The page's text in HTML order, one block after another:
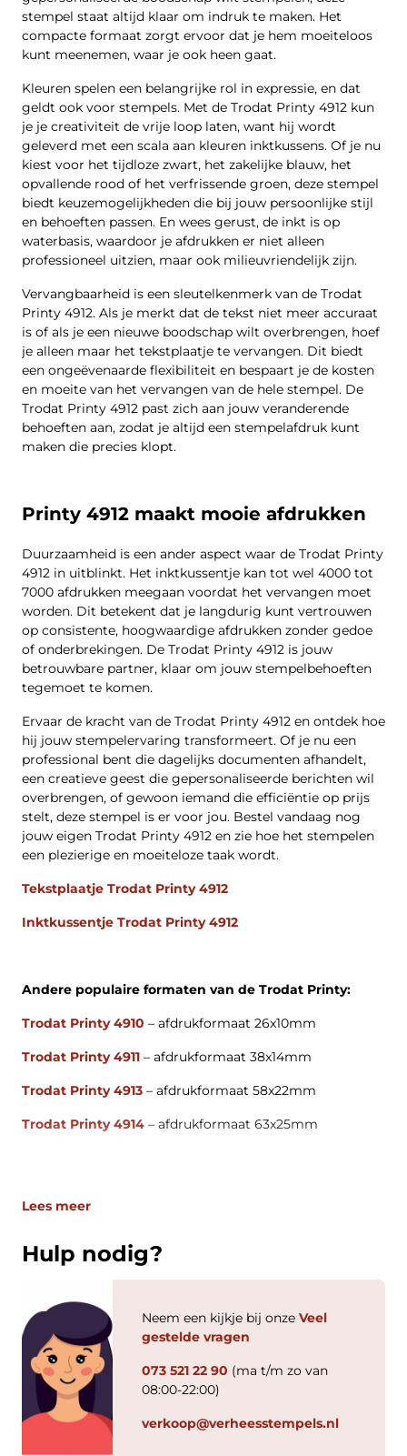
stempel staat altijd klaar om indruk te maken. Het
compacte formaat zorgt ervoor dat je hem moeiteloos
kunt meenemen, waar je ook heen gaat.
Kleuren spelen een belangrijke rol in expressie, en dat
geldt ook voor stempels. Met de Trodat Printy 4912 kun
je je creativiteit de vrije loop laten, want hij wordt
geleverd met een scala aan kleuren inktkussens. Of je nu
kiest voor het tijdloze zwart, het zakelijke blauw, het
opvallende rood of het verfrissende groen, deze stempel
biedt keuzemogelijkheden die bij jouw persoonlijke stijl
en behoeften passen. En wees gerust, de inkt is op
waterbasis, waardoor je afdrukken er niet alleen
professioneel uitzien, maar ook milieuvriendelijk zijn.
Vervangbaarheid is een sleutelkenmerk van de Trodat
Printy 4912. Als je merkt dat de tekst niet meer accuraat
is of als je een nieuwe boodschap wilt overbrengen, hoef
je alleen maar het tekstplaatje te vervangen. Dit biedt
een ongeëvenaarde flexibiliteit en bespaart je de kosten
en moeite van het vervangen van de hele stempel. De
Trodat Printy 4912 past zich aan jouw veranderende
behoeften aan, zodat je altijd een stempelafdruk kunt
maken die precies klopt.
Printy 4912 maakt mooie afdrukken
Duurzaamheid is een ander aspect waar de Trodat Printy
4912 in uitblinkt. Het inktkussentje kan tot wel 4000 tot
7000 afdrukken meegaan voordat het vervangen moet
worden. Dit betekent dat je langdurig kunt vertrouwen
op consistente, hoogwaardige afdrukken zonder gedoe
of onderbrekingen. De Trodat Printy 4912 is jouw
betrouwbare partner, klaar om jouw stempelbehoeften
tegemoet te komen.
Ervaar de kracht van de Trodat Printy 4912 en ontdek hoe
hij jouw stempelervaring transformeert. Of je nu een
professional bent die dagelijks documenten afhandelt,
een creatieve geest die gepersonaliseerde berichten wil
overbrengen, of gewoon iemand die efficiëntie op prijs
stelt, deze stempel is er voor jou. Bestel vandaag nog
jouw eigen Trodat Printy 4912 en zie hoe het stempelen
een plezierige en moeiteloze taak wordt.
Tekstplaatje Trodat Printy 4912
Inktkussentje Trodat Printy 4912
Andere populaire formaten van de Trodat Printy:
Trodat Printy 4910 – afdrukformaat 26x10mm
Trodat Printy 4911 – afdrukformaat 38x14mm
Trodat Printy 4913 – afdrukformaat 58x22mm
Trodat Printy 4914 – afdrukformaat 63x25mm
Lees meer
Hulp nodig?
Neem een kijkje bij onze Veel
gestelde vragen
073 521 22 90 (ma t/m zo van
08:00-22:00)
verkoop@verheesstempels.nl